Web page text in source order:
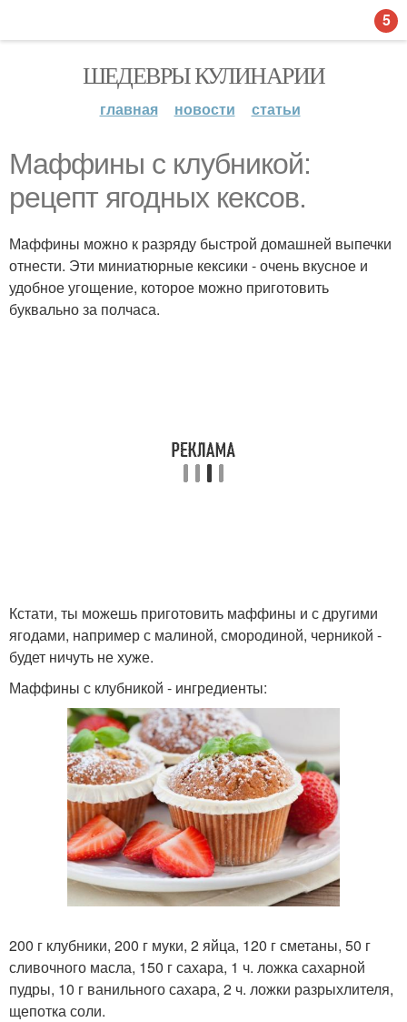
ШЕДЕВРЫ КУЛИНАРИИ
главная новости статьи
Маффины с клубникой:
рецепт ягодных кексов.
Маффины можно к разряду быстрой домашней выпечки
отнести. Эти миниатюрные кексики - очень вкусное и
удобное угощение, которое можно приготовить
буквально за полчаса.
Кстати, ты можешь приготовить маффины и с другими
ягодами, например с малиной, смородиной, черникой -
будет ничуть не хуже.
Маффины с клубникой - ингредиенты:
200 г клубники, 200 г муки, 2 яйца, 120 г сметаны, 50 г
сливочного масла, 150 г сахара, 1 ч. ложка сахарной
пудры, 10 г ванильного сахара, 2 ч. ложки разрыхлителя,
щепотка соли.
5